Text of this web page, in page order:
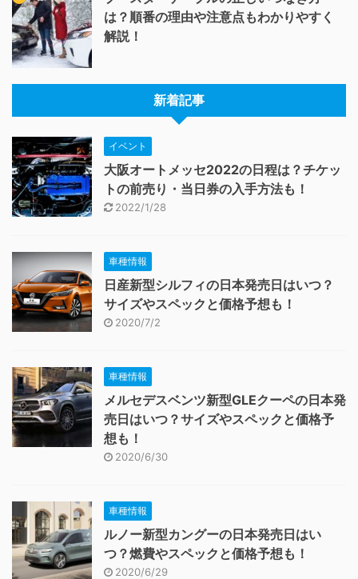
は？順番の理由や注意点もわかりやすく
解説！
新着記事
イベント
大阪オートメッセ2022の日程は？チケッ
トの前売り・当日券の入手方法も！
2022/1/28
車種情報
日産新型シルフィの日本発売日はいつ？
サイズやスペックと価格予想も！
2020/7/2
車種情報
メルセデスベンツ新型GLEクーペの日本発
売日はいつ？サイズやスペックと価格予
想も！
2020/6/30
車種情報
ルノー新型カングーの日本発売日はい
つ？燃費やスペックと価格予想も！
2020/6/29